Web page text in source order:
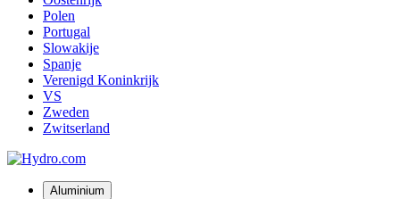
Polen
Portugal
Slowakije
Spanje
Verenigd Koninkrijk
VS
Zweden
Zwitserland
Aluminium